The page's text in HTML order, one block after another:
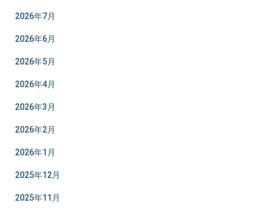
2026年7月
2026年6月
2026年5月
2026年4月
2026年3月
2026年2月
2026年1月
2025年12月
2025年11月